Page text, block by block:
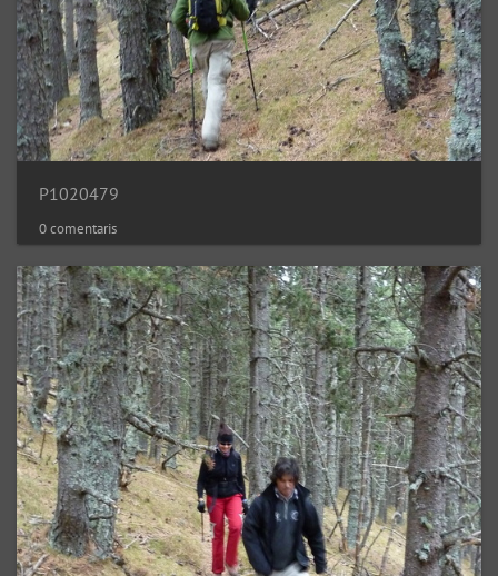
P1020479
0 comentaris